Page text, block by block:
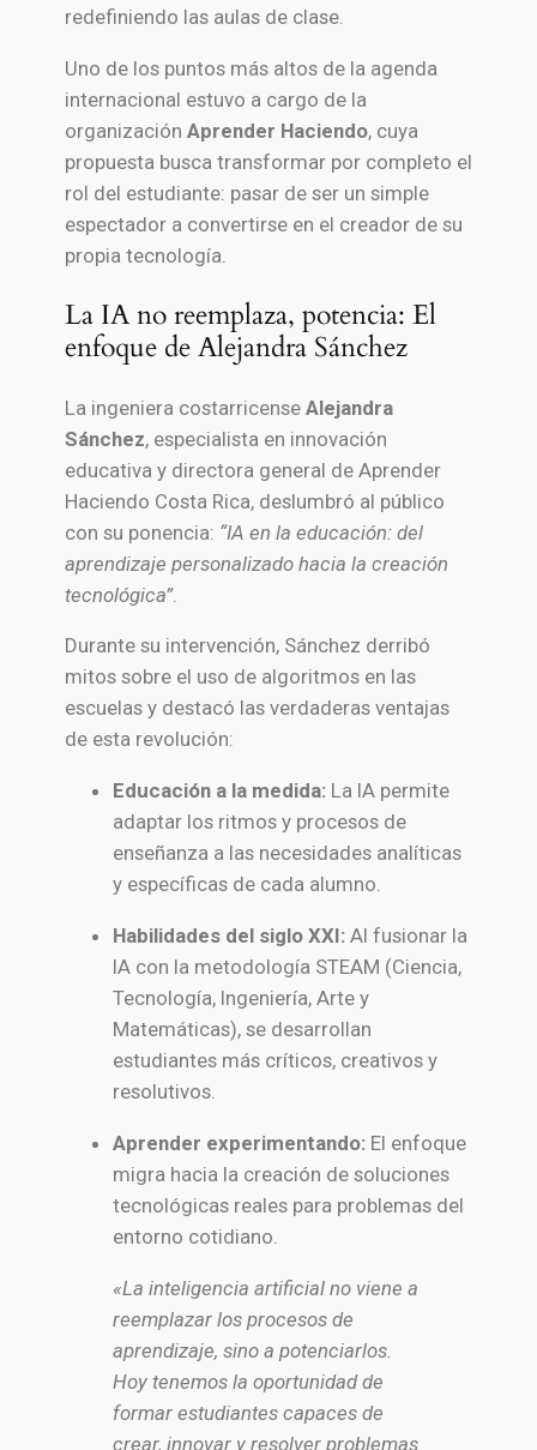
redefiniendo las aulas de clase.
Uno de los puntos más altos de la agenda
internacional estuvo a cargo de la
organización Aprender Haciendo, cuya
propuesta busca transformar por completo el
rol del estudiante: pasar de ser un simple
espectador a convertirse en el creador de su
propia tecnología.
La IA no reemplaza, potencia: El
enfoque de Alejandra Sánchez
La ingeniera costarricense Alejandra
Sánchez, especialista en innovación
educativa y directora general de Aprender
Haciendo Costa Rica, deslumbró al público
con su ponencia: “IA en la educación: del
aprendizaje personalizado hacia la creación
tecnológica”.
Durante su intervención, Sánchez derribó
mitos sobre el uso de algoritmos en las
escuelas y destacó las verdaderas ventajas
de esta revolución:
Educación a la medida:La IA permite
adaptar los ritmos y procesos de
enseñanza a las necesidades analíticas
y específicas de cada alumno.
Habilidades del siglo XXI:Al fusionar la
IA con la metodología STEAM (Ciencia,
Tecnología, Ingeniería, Arte y
Matemáticas), se desarrollan
estudiantes más críticos, creativos y
resolutivos.
Aprender experimentando:El enfoque
migra hacia la creación de soluciones
tecnológicas reales para problemas del
entorno cotidiano.
«La inteligencia artificial no viene a
reemplazar los procesos de
aprendizaje, sino a potenciarlos.
Hoy tenemos la oportunidad de
formar estudiantes capaces de
crear, innovar y resolver problemas